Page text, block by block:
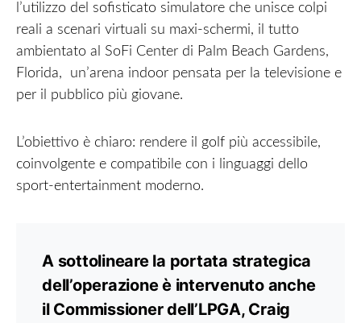
l’utilizzo del sofisticato simulatore che unisce colpi
reali a scenari virtuali su maxi-schermi, il tutto
ambientato al SoFi Center di Palm Beach Gardens,
Florida, un’arena indoor pensata per la televisione e
per il pubblico più giovane.
L’obiettivo è chiaro: rendere il golf più accessibile,
coinvolgente e compatibile con i linguaggi dello
sport-entertainment moderno.
A sottolineare la portata strategica
dell’operazione è intervenuto anche
il Commissioner dell’LPGA, Craig